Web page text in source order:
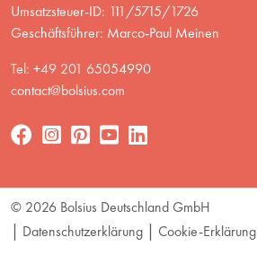
Umsatzsteuer-ID: 111/5715/1726
Geschäftsführer: Marco-Paul Meinen
Tel: +49 201 65054990
contact@bolsius.com
© 2026 Bolsius Deutschland GmbH
Datenschutzerklärung
Cookie-Erklärung